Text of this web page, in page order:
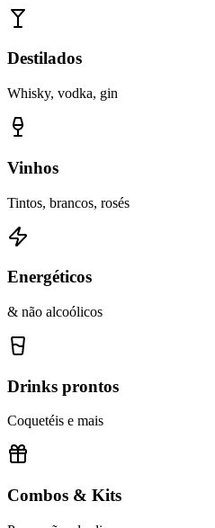
Destilados
Whisky, vodka, gin
Vinhos
Tintos, brancos, rosés
Energéticos
& não alcoólicos
Drinks prontos
Coquetéis e mais
Combos & Kits